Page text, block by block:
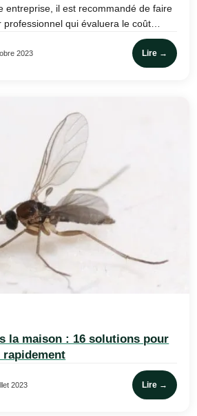
entreprise, il est recommandé de faire
professionnel qui évaluera le coût…
2023 Lire →
la maison : 16 solutions pour
rapidement
2023 Lire →